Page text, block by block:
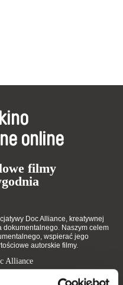
online
filmy
Doc Alliance, kreatywnej
dokumentalnego. Naszym celem
wspierać jego
autorskie filmy.
Alliance